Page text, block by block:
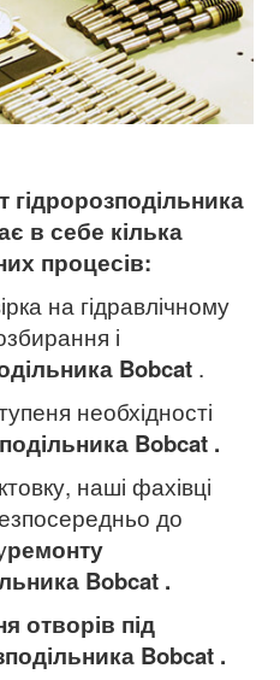
гідророзподільника
в себе кілька
процесів:
на гідравлічному
і
Bobcat .
необхідності
Bobcat .
наші фахівці
до
ремонту
Bobcat .
отворів під
Bobcat .